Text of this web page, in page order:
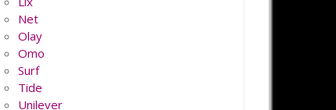
Net
Olay
Omo
Surf
Tide
Unilever